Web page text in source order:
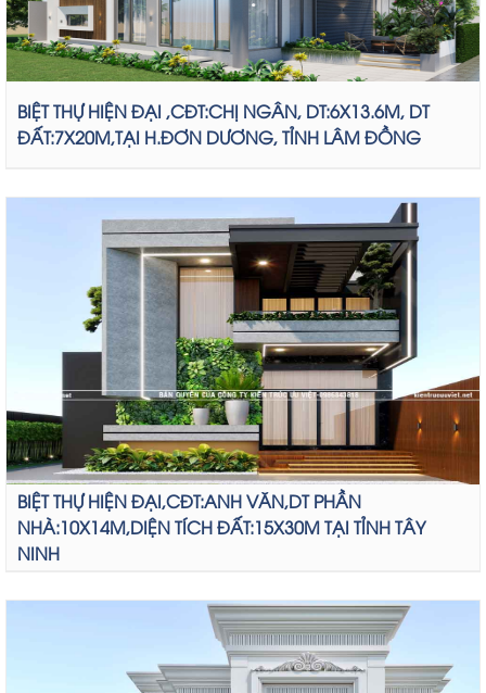
BIỆT THỰ HIỆN ĐẠI ,CĐT:CHỊ NGÂN, DT:6X13.6M, DT
ĐẤT:7X20M,TẠI H.ĐƠN DƯƠNG, TỈNH LÂM ĐỒNG
BIỆT THỰ HIỆN ĐẠI,CĐT:ANH VĂN,DT PHẦN
NHÀ:10X14M,DIỆN TÍCH ĐẤT:15X30M TẠI TỈNH TÂY
NINH